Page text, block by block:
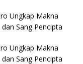
Ungkap Makna
Sang Pencipta
Ungkap Makna
Sang Pencipta